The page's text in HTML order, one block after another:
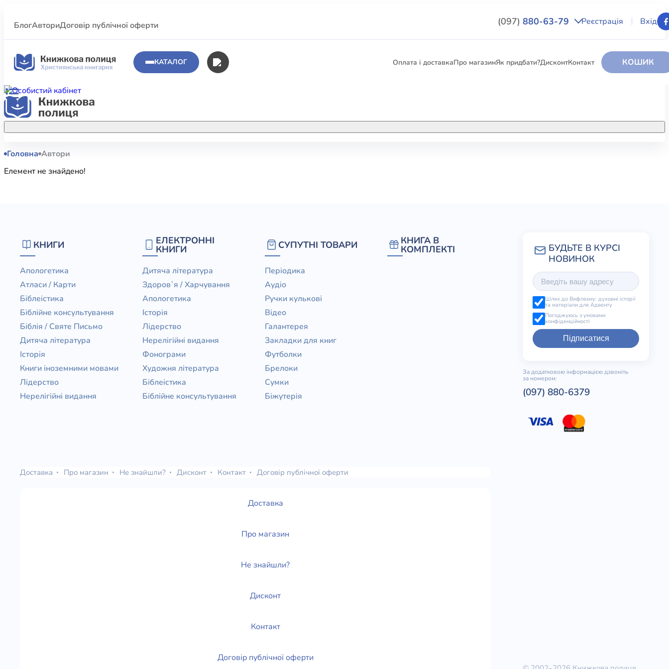
БлогАвториДоговір публічної оферти (097) 880-63-79 Реєстрація Вхід
КАТАЛОГ Оплата і доставкаПро магазинЯк придбати?ДисконтКонтакт КОШИК
Акційні пропозиції
Купуйте більше улюблених книжок за
Новинки
Свіжі надходження, актуальна
література та нові автори на нашій
полиці.
КНИГИ
Дитяча література
Книги іноземними мовами
Церковні традиції
Публіцистика
Богослів`я
ЕЛЕКТРОННІ КНИГИ
Головна Автори
Елемент не знайдено!
КНИГИ
Апологетика
Атласи / Карти
Біблеістика
Біблійне консультування
Біблія / Святе Письмо
Дитяча література
Історія
Книги іноземними мовами
Лідерство
Нерелігійні видання
ЕЛЕКТРОННІ
КНИГИ
Дитяча література
Здоров`я / Харчування
Апологетика
Історія
Лідерство
Нерелігійні видання
Фонограми
Художня література
Біблеістика
Біблійне консультування
СУПУТНІ ТОВАРИ
Періодика
Аудіо
Ручки кулькові
Відео
Галантерея
Закладки для книг
Футболки
Брелоки
Сумки
Біжутерія
КНИГА В
КОМПЛЕКТІ
Шлях до Вифлеєму: духовні історії
та матеріали для Адвенту
Погоджуюсь з умовами
конфіденційності
Підписатися
За додатковою інформацією дзвоніть
за номером:
(097) 880-6379
Доставка Про магазин Не знайшли? Дисконт Контакт Договір публічної оферти
Доставка
Про магазин
Не знайшли?
Дисконт
Контакт
Договір публічної оферти